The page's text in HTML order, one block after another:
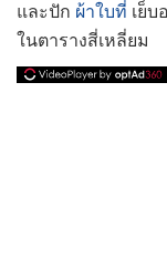
และปัก ผ้าใบที่ เย็
ในตารางสี่เหลี่ยม